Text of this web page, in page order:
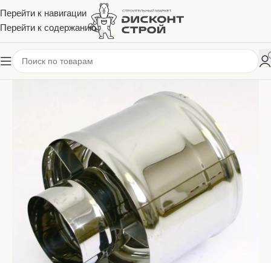
Перейти к навигации
Перейти к содержанию